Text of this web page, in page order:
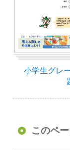
小学生グレ
このペ